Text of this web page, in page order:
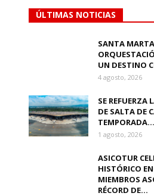
ÚLTIMAS NOTICIAS
SANTA
UN DESTINO
4 agosto, 2026
SE REFUERZA
DE SALTA DE
TEMPORADA...
1 agosto, 2026
ASICOTUR
HISTÓRICO
MIEMBROS
RÉCORD DE...